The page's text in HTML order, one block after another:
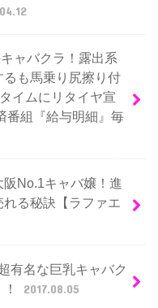
ャバクラ！露出系
るも馬乗り尻擦り付
イムにリタイヤ宣
番組『給与明細』毎
阪No.1キャバ嬢！進
る秘訣【ラファエ
有名な巨乳キャバク
2017.08.05